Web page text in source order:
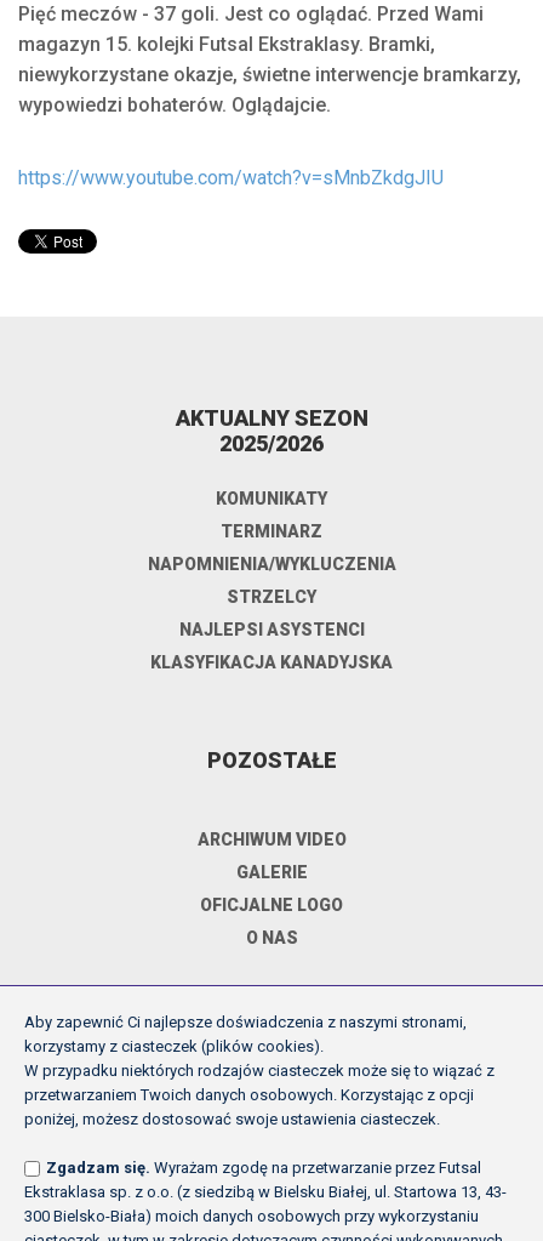
Pięć meczów - 37 goli. Jest co oglądać. Przed Wami
magazyn 15. kolejki Futsal Ekstraklasy. Bramki,
niewykorzystane okazje, świetne interwencje bramkarzy,
wypowiedzi bohaterów. Oglądajcie.
https://www.youtube.com/watch?v=sMnbZkdgJIU
AKTUALNY SEZON
2025/2026
KOMUNIKATY
TERMINARZ
NAPOMNIENIA/WYKLUCZENIA
STRZELCY
NAJLEPSI ASYSTENCI
KLASYFIKACJA KANADYJSKA
POZOSTAŁE
ARCHIWUM VIDEO
GALERIE
OFICJALNE LOGO
O NAS
DOKUMENTY
REGULAMIN ROZGRYWEK FE
INNE
POLITYKA PRYWATNOŚCI
Aby zapewnić Ci najlepsze doświadczenia z naszymi stronami,
korzystamy z ciasteczek (plików cookies).
W przypadku niektórych rodzajów ciasteczek może się to wiązać z
przetwarzaniem Twoich danych osobowych. Korzystając z opcji
poniżej, możesz dostosować swoje ustawienia ciasteczek.
Zgadzam się. Wyrażam zgodę na przetwarzanie przez Futsal
Ekstraklasa sp. z o.o. (z siedzibą w Bielsku Białej, ul. Startowa 13, 43-
300 Bielsko-Biała) moich danych osobowych przy wykorzystaniu